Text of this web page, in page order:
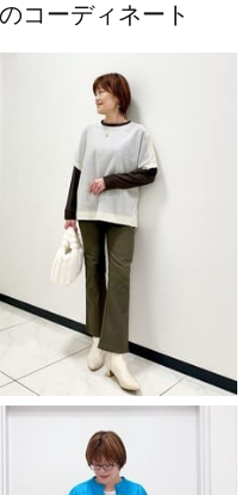
コーディネート